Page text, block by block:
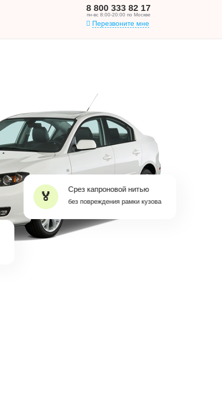
8 800 333 82 17
пн-вс 8:00-20:00 по Москве
Перезвоните мне
Срез капроновой нитью
без повреждения рамки кузова